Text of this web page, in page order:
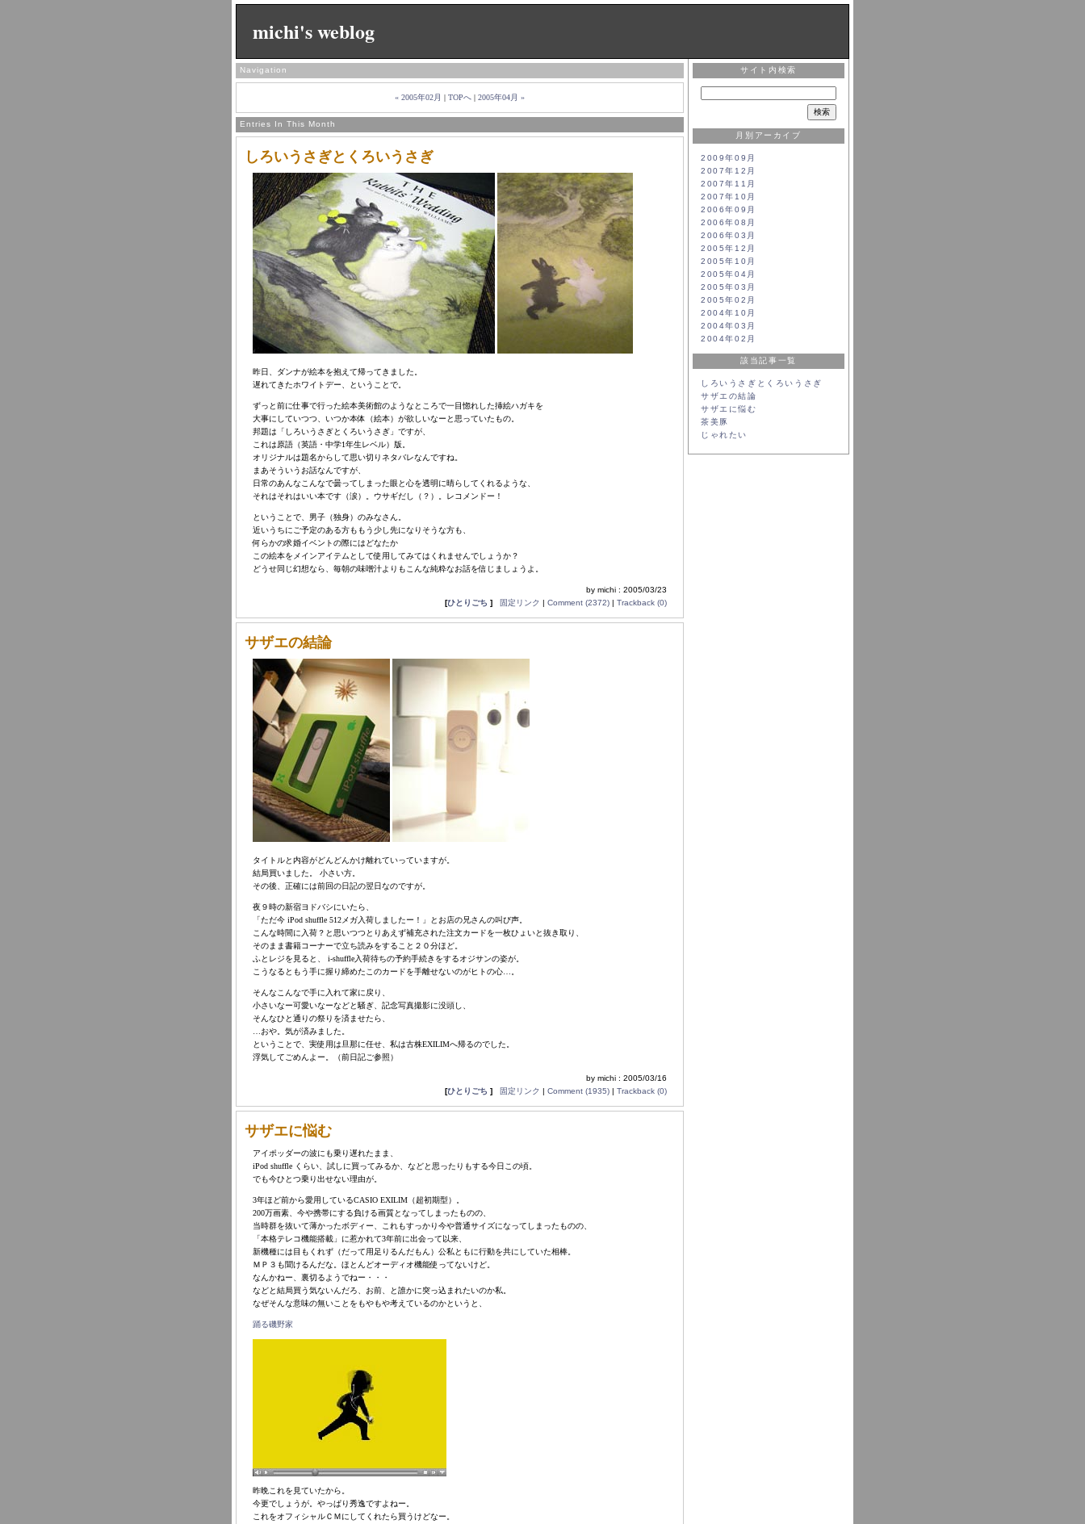
michi's weblog
Navigation
« 2005年02月 | TOPへ | 2005年04月 »
Entries In This Month
しろいうさぎとくろいうさぎ
昨日、ダンナが絵本を抱えて帰ってきました。
遅れてきたホワイトデー、ということで。
ずっと前に仕事で行った絵本美術館のようなところで一目惚れした挿絵ハガキを
大事にしていつつ、いつか本体（絵本）が欲しいなーと思っていたもの。
邦題は「しろいうさぎとくろいうさぎ」ですが、
これは原語（英語・中学1年生レベル）版。
オリジナルは題名からして思い切りネタバレなんですね。
まあそういうお話なんですが、
日常のあんなこんなで曇ってしまった眼と心を透明に晴らしてくれるような、
それはそれはいい本です（涙）。ウサギだし（？）。レコメンドー！
ということで、男子（独身）のみなさん。
近いうちにご予定のある方ももう少し先になりそうな方も、
何らかの求婚イベントの際にはどなたか
この絵本をメインアイテムとして使用してみてはくれませんでしょうか？
どうせ同じ幻想なら、毎朝の味噌汁よりもこんな純粋なお話を信じましょうよ。
by michi : 2005/03/23
[ひとりごち ] 固定リンク | Comment (2372) | Trackback (0)
サザエの結論
タイトルと内容がどんどんかけ離れていっていますが。
結局買いました。 小さい方。
その後、正確には前回の日記の翌日なのですが。
夜９時の新宿ヨドバシにいたら、
「ただ今 iPod shuffle 512メガ入荷しましたー！」とお店の兄さんの叫び声。
こんな時間に入荷？と思いつつとりあえず補充された注文カードを一枚ひょいと抜き取り、
そのまま書籍コーナーで立ち読みをすること２０分ほど。
ふとレジを見ると、 i-shuffle入荷待ちの予約手続きをするオジサンの姿が。
こうなるともう手に握り締めたこのカードを手離せないのがヒトの心…。
そんなこんなで手に入れて家に戻り、
小さいなー可愛いなーなどと騒ぎ、記念写真撮影に没頭し、
そんなひと通りの祭りを済ませたら、
…おや。気が済みました。
ということで、実使用は旦那に任せ、私は古株EXILIMへ帰るのでした。
浮気してごめんよー。（前日記ご参照）
by michi : 2005/03/16
[ひとりごち ] 固定リンク | Comment (1935) | Trackback (0)
サザエに悩む
アイポッダーの波にも乗り遅れたまま、
iPod shuffle くらい、試しに買ってみるか、などと思ったりもする今日この頃。
でも今ひとつ乗り出せない理由が。
3年ほど前から愛用しているCASIO EXILIM（超初期型）。
200万画素、今や携帯にする負ける画質となってしまったものの、
当時群を抜いて薄かったボディー、これもすっかり今や普通サイズになってしまったものの、
「本格テレコ機能搭載」に惹かれて3年前に出会って以来、
新機種には目もくれず（だって用足りるんだもん）公私ともに行動を共にしていた相棒。
ＭＰ３も聞けるんだな。ほとんどオーディオ機能使ってないけど。
なんかねー、裏切るようでねー・・・
などと結局買う気ないんだろ、お前、と誰かに突っ込まれたいのか私。
なぜそんな意味の無いことをもやもや考えているのかというと、
踊る磯野家
昨晩これを見ていたから。
今更でしょうが。やっぱり秀逸ですよねー。
これをオフィシャルＣＭにしてくれたら買うけどなー。
サイト内検索
月別アーカイブ
2009年09月
2007年12月
2007年11月
2007年10月
2006年09月
2006年08月
2006年03月
2005年12月
2005年10月
2005年04月
2005年03月
2005年02月
2004年10月
2004年03月
2004年02月
該当記事一覧
しろいうさぎとくろいうさぎ
サザエの結論
サザエに悩む
茶美豚
じゃれたい